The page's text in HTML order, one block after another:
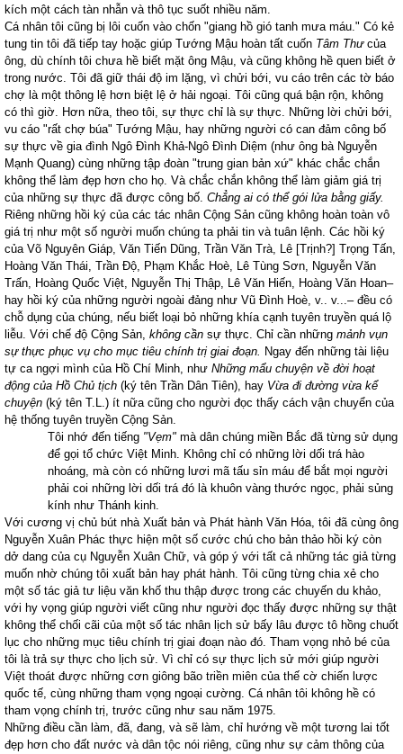
kích một cách tàn nhẫn và thô tục suốt nhiều năm.
Cá nhân tôi cũng bị lôi cuốn vào chốn "giang hồ gió tanh mưa máu." Có kẻ
tung tin tôi đã tiếp tay hoặc giúp Tướng Mậu hoàn tất cuốn Tâm Thưcủa
ông, dù chính tôi chưa hề biết mặt ông Mậu, và cũng không hề quen biết ở
trong nước. Tôi đã giữ thái độ im lặng, vì chửi bới, vu cáo trên các tờ báo
chợ là một thông lệ hơn biệt lệ ở hải ngoại. Tôi cũng quá bận rộn, không
có thì giờ. Hơn nữa, theo tôi, sự thực chỉ là sự thực. Những lời chửi bới,
vu cáo "rất chợ búa" Tướng Mậu, hay những người có can đảm công bố
sự thực về gia đình Ngô Đình Khả-Ngô Đình Diệm (như ông bà Nguyễn
Mạnh Quang) cùng những tập đoàn "trung gian bản xứ" khác chắc chắn
không thể làm đẹp hơn cho họ. Và chắc chắn không thể làm giảm giá trị
của những sự thực đã được công bố. Chẳng ai có thể gói lửa bằng giấy.
Riêng những hồi ký của các tác nhân Cộng Sản cũng không hoàn toàn vô
giá trị như một số người muốn chúng ta phải tin và tuân lệnh. Các hồi ký
của Võ Nguyên Giáp, Văn Tiến Dũng, Trần Văn Trà, Lê [Trịnh?] Trọng Tấn,
Hoàng Văn Thái, Trần Độ, Phạm Khắc Hoè, Lê Tùng Sơn, Nguyễn Văn
Trấn, Hoàng Quốc Việt, Nguyễn Thị Thập, Lê Văn Hiến, Hoàng Văn Hoan–
hay hồi ký của những người ngoài đảng như Vũ Đình Hoè, v.. v...– đều có
chỗ dụng của chúng, nếu biết loại bỏ những khía cạnh tuyên truyền quá lộ
liễu. Với chế độ Cộng Sản, không cần sự thực. Chỉ cần những mảnh vụn
sự thực phục vụ cho mục tiêu chính trị giai đoạn. Ngay đến những tài liệu
tự ca ngợi mình của Hồ Chí Minh, như Những mẩu chuyện về đời hoạt
động của Hồ Chủ tịch (ký tên Trần Dân Tiên), hay Vừa đi đường vừa kể
chuyện (ký tên T.L.) ít nữa cũng cho người đọc thấy cách vận chuyển của
hệ thống tuyên truyền Cộng Sản.
Tôi nhớ đến tiếng "Vẹm" mà dân chúng miền Bắc đã từng sử dụng
để gọi tổ chức Việt Minh. Không chỉ có những lời dối trá hào
nhoáng, mà còn có những lươi mã tấu sỉn máu để bắt mọi người
phải coi những lời dối trá đó là khuôn vàng thước ngọc, phải sủng
kính như Thánh kinh.
Với cương vị chủ bút nhà Xuất bản và Phát hành Văn Hóa, tôi đã cùng ông
Nguyễn Xuân Phác thực hiện một số cước chú cho bản thảo hồi ký còn
dở dang của cụ Nguyễn Xuân Chữ, và góp ý với tất cả những tác giả từng
muốn nhờ chúng tôi xuất bản hay phát hành. Tôi cũng từng chia xẻ cho
một số tác giả tư liệu văn khố thu thập được trong các chuyến du khảo,
với hy vọng giúp người viết cũng như người đọc thấy được những sự thật
không thể chối cãi của một số tác nhân lịch sử bấy lâu được tô hồng chuốt
lục cho những mục tiêu chính trị giai đoạn nào đó. Tham vọng nhỏ bé của
tôi là trả sự thực cho lịch sử. Vì chỉ có sự thực lịch sử mới giúp người
Việt thoát được những cơn giông bão triền miên của thế cờ chiến lược
quốc tế, cùng những tham vọng ngoại cường. Cá nhân tôi không hề có
tham vọng chính trị, trước cũng như sau năm 1975.
Những điều cần làm, đã, đang, và sẽ làm, chỉ hướng về một tương lai tốt
đẹp hơn cho đất nước và dân tộc nói riêng, cũng như sự cảm thông của